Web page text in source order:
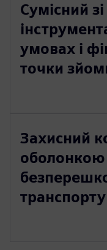
Сумісний
умовах і
точки
Захисний
оболонкою